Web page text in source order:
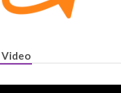
Video